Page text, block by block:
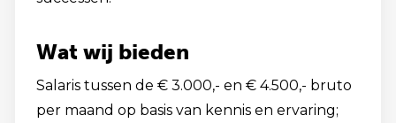
Wat wij bieden
Salaris tussen de € 3.000,- en € 4.500,- bruto
per maand op basis van kennis en ervaring;